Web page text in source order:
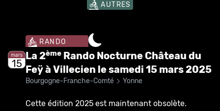
AUTRES
mars
15
RANDO
La 2ème Rando Nocturne Château du
Feÿ à Villecien le samedi 15 mars 2025
Bourgogne-Franche-Comté Yonne
Cette édition 2025 est maintenant obsolète.